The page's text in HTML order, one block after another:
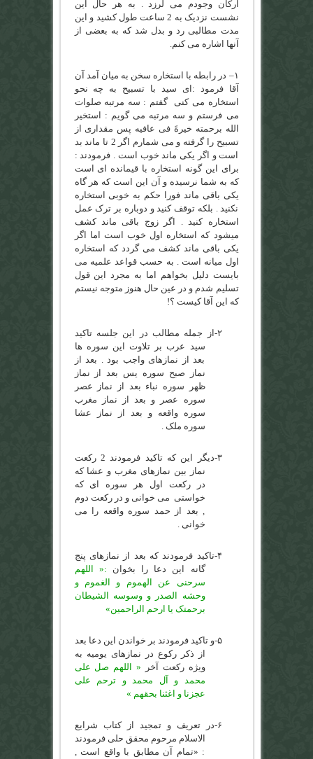
ارکان وجودم می لرزد . به هر حال این
نشست نزدیک به 2 ساعت طول کشید و این
مدت مطالبی رد و بدل شد که به بعضی از
آنها اشاره می کنم.
۱– در رابطه با استخاره سخن به میان آمد آن
آقا فرمود :ای سید با تسبیح به چه نحو
استخاره می کنی گفتم : سه مرتبه صلوات
می فرستم و سه مرتبه می گویم : استخیر
الله برحمته خیرهً فی عافیه پس مقداری از
تسبیح را گرفته و می شمارم اگر 2 تا ماند بد
است و اگر یکی ماند خوب است . فرمودند :
برای این گونه استخاره با قیمانده ای است
که به شما نرسیده و آن این است که هر گاه
یکی باقی ماند فورا حکم به خوبی استخاره
نکنید . بلکه توقف کنید و دوباره بر ترک عمل
استخاره کنید . اگر زوج باقی ماند کشف
میشود که استخاره اول خوب است اما اگر
یکی باقی ماند کشف می گردد که استخاره
اول میانه است . به حسب قواعد علمیه می
بایست دلیل بخواهم اما به مجرد این قول
تسلیم شدم و در عین حال هنوز متوجه نیستم
که این آقا کیست ؟!
۲- از جمله مطالب در این جلسه تاکید
سید عرب بر تلاوت این سوره ها
بعد از نمازهای واجب بود . بعد از
نماز صبح سوره یس بعد از نماز
ظهر سوره نباء بعد از نماز عصر
سوره عصر و بعد از نماز مغرب
سوره واقعه و بعد از نماز عشا
سوره ملک .
۳-
دیگر این که تاکید فرمودند 2 رکعت
نماز بین نمازهای مغرب و عشا که
در رکعت اول هر سوره ای که
خواستی می خوانی و در رکعت دوم
, بعد از حمد سوره واقعه را می
خوانی .
۴- تاکید فرمودند که بعد از نمازهای پنج
گانه این دعا را بخوان :« اللهم
سرحنی عن الهموم و الغموم و
وحشه الصدر و وسوسه الشیطان
برحمتک یا ارحم الراحمین»
۵- و تاکید فرمودند بر خواندن این دعا بعد
از ذکر رکوع در نمازهای یومیه به
ویژه رکعت آخر « اللهم صل علی
محمد و آل محمد و ترحم علی
عجزنا و اغثنا بحقهم »
۶- در تعریف و تمجید از کتاب شرایع
الاسلام مرحوم محقق حلی فرمودند
: «تمام آن مطابق با واقع است ,